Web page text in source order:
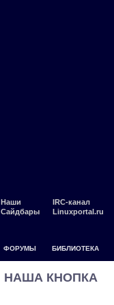
Наши
Сайдбары
IRC-канал
Linuxportal.ru
ФОРУМЫ БИБЛИОТЕКА
НАША КНОПКА